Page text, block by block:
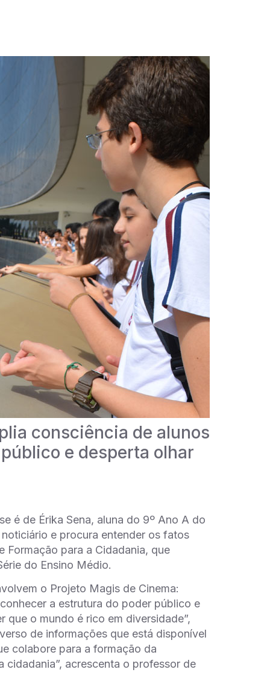
consciência de alunos
e desperta olhar
é de Érika Sena, aluna do 9º Ano A do
e procura entender os fatos
Formação para a Cidadania, que
do Ensino Médio.
o Projeto Magis de Cinema:
a estrutura do poder público e
que o mundo é rico em diversidade”,
de informações que está disponível
colabore para a formação da
cidadania”, acrescenta o professor de